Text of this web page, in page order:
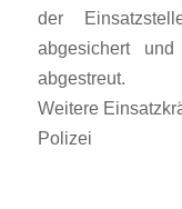
der
abgesichert
abgestreut.
Weitere
Polizei